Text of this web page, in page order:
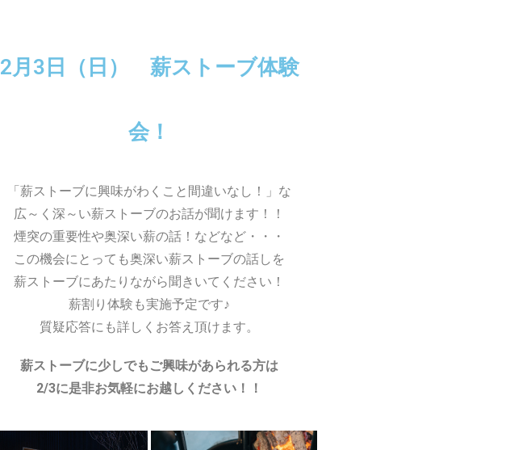
2月3日（日） 薪ストーブ体験
会！
「薪ストーブに興味がわくこと間違いなし！」な
広～く深～い薪ストーブのお話が聞けます！！
煙突の重要性や奥深い薪の話！などなど・・・
この機会にとっても奥深い薪ストーブの話しを
薪ストーブにあたりながら聞きいてください！
薪割り体験も実施予定です♪
質疑応答にも詳しくお答え頂けます。
薪ストーブに少しでもご興味があられる方は
2/3に是非お気軽にお越しください！！